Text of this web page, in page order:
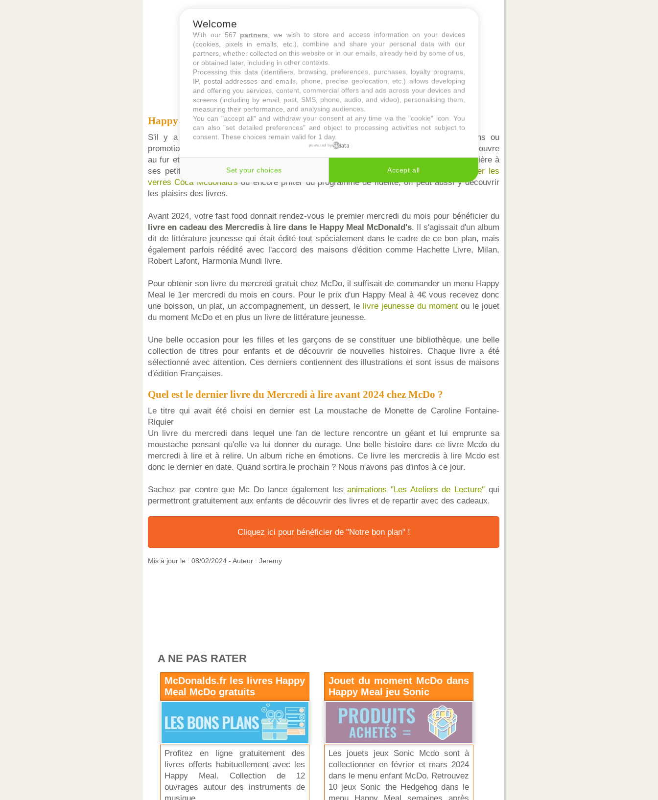
Happy Meal livre les mercredis à lire album de lecture offert
S'il y a bien une enseigne de restos rapides qui ne cesse de proposer des actions ou
promotions, c'est bel et bien MacDo. En plus de sesnouveaux burgers McDo
que l'on découvre
au fur et à mesure de l'année, le numéro 1 du burger attache une attention toute particulière à
ses petits clients. En effet, si l'on peut
fêter son anniversaire au McDo
collectionner les
verres Coca Mcdonald's ou encore prfiter du programme de fidélité, on peut aussi y découvrir
les plaisirs des livres.
Avant 2024, votre fast food donnait rendez-vous le premier mercredi du mois pour bénéficier du
livre en cadeau des Mercredis à lire dans le Happy Meal McDonald's. Il s'agissait d'un album
dit de littérature jeunesse qui était édité tout spécialement dans le cadre de ce bon plan, mais
également parfois réédité avec l'accord des maisons d'édition comme Hachette Livre, Milan,
Robert Lafont, Harmonia Mundi livre.
Pour obtenir son livre du mercredi gratuit chez McDo, il suffisait de commander un menu Happy
Meal le 1er mercredi du mois en cours. Pour le prix d'un Happy Meal à 4€ vous recevez donc
une boisson, un plat, un accompagnement, un dessert, le livre jeunesse du momentou le jouet
du moment McDo et en plus un livre de littérature jeunesse.
Une belle occasion pour les filles et les garçons de se constituer une bibliothèque, une belle
collection de titres pour enfants et de découvrir de nouvelles histoires. Chaque livre a été
sélectionné avec attention. Ces derniers contiennent des illustrations et sont issus de maisons
d'édition Françaises.
Quel est le dernier livre du Mercredi à lire avant 2024 chez McDo ?
Le titre qui avait été choisi en dernier est La moustache de Monette de Caroline Fontaine-
Riquier
Un livre du mercredi dans lequel une fan de lecture rencontre un géant et lui emprunte sa
moustache pensant qu'elle va lui donner du ourage. Une belle histoire dans ce livre Mcdo du
mercredi à lire et à relire. Un album riche en émotions. Ce livre les mercredis à lire Mcdo est
donc le dernier en date. Quand sortira le prochain ? Nous n'avons pas d'infos à ce jour.
Sachez par contre que Mc Do lance également lesanimations "Les Ateliers de Lecture" qui
permettront gratuitement aux enfants de découvrir des livres et de repartir avec des cadeaux.
Cliquez ici pour bénéficier de "Notre bon plan" !
Mis à jour le : 08/02/2024 - Auteur : Jeremy
A NE PAS RATER
McDonalds.fr les livres Happy
Meal McDo gratuits
Profitez en ligne gratuitement des
livres offerts habituellement avec les
Happy Meal. Collection de 12
ouvrages autour des instruments de
musique.
Jouet du moment McDo dans
Happy Meal jeu Sonic
Les jouets jeux Sonic Mcdo sont à
collectionner en février et mars 2024
dans le menu enfant McDo. Retrouvez
10 jeux Sonic the Hedgehog dans le
menu Happy Meal semaines après
Welcome
With our 567 partners , we wish to store and access information on your devices
(cookies, pixels in emails, etc.), combine and share your personal data with our
partners, whether collected on this website or in our emails, already held by some of us,
or obtained later, including in other contexts.
Processing this data (identifiers, browsing, preferences, purchases, loyalty programs,
IP, postal addresses and emails, phone, precise geolocation, etc.) allows developing
and offering you services, content, commercial offers and ads across your devices and
screens (including by email, post, SMS, phone, audio, and video), personalising them,
measuring their performance, and analysing audiences.
You can "accept all" and withdraw your consent at any time via the "cookie" icon. You
can also "set detailed preferences" and object to processing activities not subject to
consent. These choices remain valid for 1 day.
powered by
Set your choices Accept all